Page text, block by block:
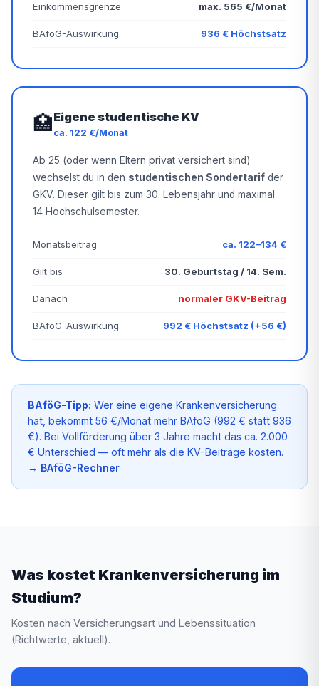
Einkommensgrenze max. 565 €/Monat
BAföG-Auswirkung 936 € Höchstsatz
🏥Eigene studentische KV
ca. 122 €/Monat
Ab 25 (oder wenn Eltern privat versichert sind)
wechselst du in den studentischen Sondertarif der
GKV. Dieser gilt bis zum 30. Lebensjahr und maximal
14 Hochschulsemester.
Monatsbeitrag ca. 122–134 €
Gilt bis 30. Geburtstag / 14. Sem.
Danach normaler GKV-Beitrag
BAföG-Auswirkung 992 € Höchstsatz (+56 €)
BAföG-Tipp: Wer eine eigene Krankenversicherung
hat, bekommt 56 €/Monat mehr BAföG (992 € statt 936
€). Bei Vollförderung über 3 Jahre macht das ca. 2.000
€ Unterschied — oft mehr als die KV-Beiträge kosten.
→ BAföG-Rechner
Was kostet Krankenversicherung im
Studium?
Kosten nach Versicherungsart und Lebenssituation
(Richtwerte, aktuell).